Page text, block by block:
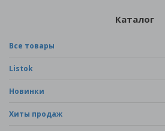
Каталог
Все товары
Listok
Новинки
Хиты продаж